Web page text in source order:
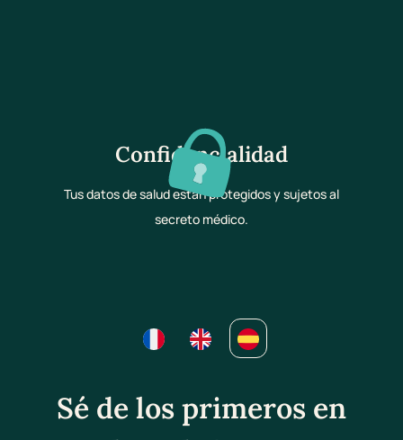
Confidencialidad
Tus datos de salud están protegidos y sujetos al
secreto médico.
Sé de los primeros en